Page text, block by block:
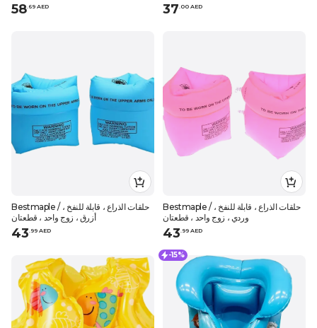
58.69 AED 37.00 AED
Bestmaple / حلقات الذراع ، قابلة للنفخ ،
أزرق ، زوج واحد ، قطعتان
43 99 AED
Bestmaple / حلقات الذراع ، قابلة للنفخ ،
وردي ، زوج واحد ، قطعتان
43 99 AED
-15%